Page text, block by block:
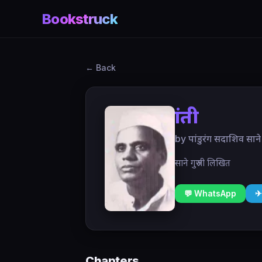
Bookstruck
← Back
क्रांती
by पांडुरंग सदाशिव साने
साने गुरुजी लिखित
💬 WhatsApp